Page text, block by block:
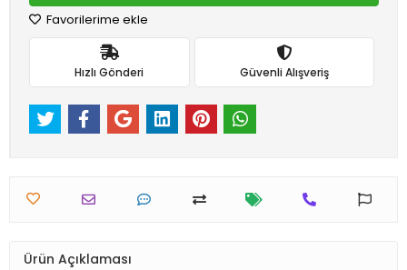
Favorilerime ekle
Hızlı Gönderi Güvenli Alışveriş
Ürün Açıklaması